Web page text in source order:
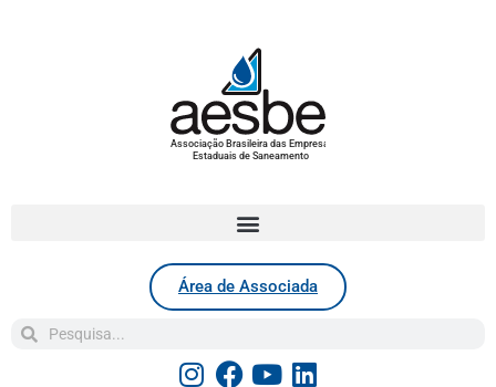
Associação Brasileira das Empresas
Estaduais de Saneamento
Área de Associada